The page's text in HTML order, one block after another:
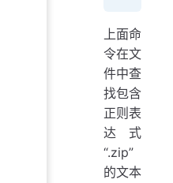
上面命
令在文
件中查
找包含
正则表
达式
“.zip”
的文本